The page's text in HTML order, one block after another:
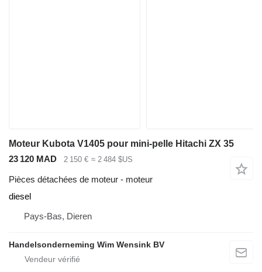
Moteur Kubota V1405 pour mini-pelle Hitachi ZX 35
23 120 MAD
2 150 € ≈ 2 484 $US
Pièces détachées de moteur - moteur
diesel
Pays-Bas, Dieren
Handelsonderneming Wim Wensink BV